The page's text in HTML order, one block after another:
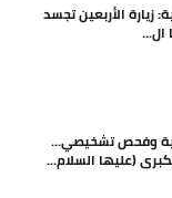
زيارة الأربعين تجسد
ال...
طبية وفحص تشخيصي…
(عليها السلام...